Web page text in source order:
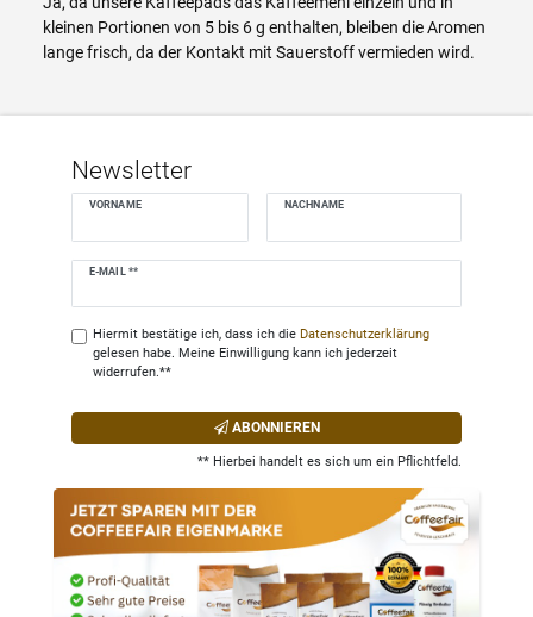
kleinen Portionen von 5 bis 6 g enthalten, bleiben die Aromen
lange frisch, da der Kontakt mit Sauerstoff vermieden wird.
Newsletter
VORNAME NACHNAME
E-MAIL **
Newsletter
Hiermit bestätige ich, dass ich die Daten­schutz­erklärung
gelesen habe. Meine Einwilligung kann ich jederzeit
widerrufen.**
ABONNIEREN
** Hierbei handelt es sich um ein Pflichtfeld.